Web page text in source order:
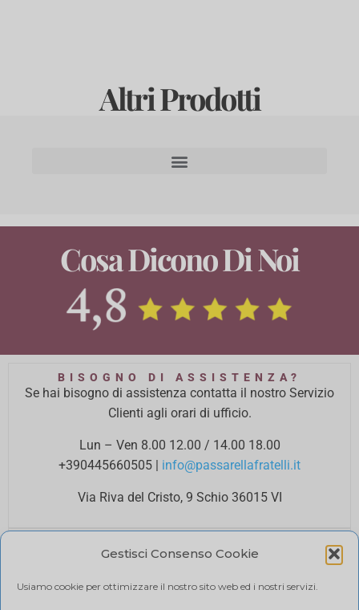
Gestisci Consenso Cookie
Usiamo cookie per ottimizzare il nostro sito web ed i nostri servizi.
Altri Prodotti
Cosa Dicono Di Noi
BISOGNO DI ASSISTENZA?
Se hai bisogno di assistenza contatta il nostro Servizio
Clienti agli orari di ufficio.
Lun – Ven 8.00 12.00 / 14.00 18.00
+390445660505
info@passarellafratelli.it
Via Riva del Cristo, 9 Schio 36015 VI
I tuoi pagamenti online sono protetti e accettiamo il
RIMBORSI E RESI